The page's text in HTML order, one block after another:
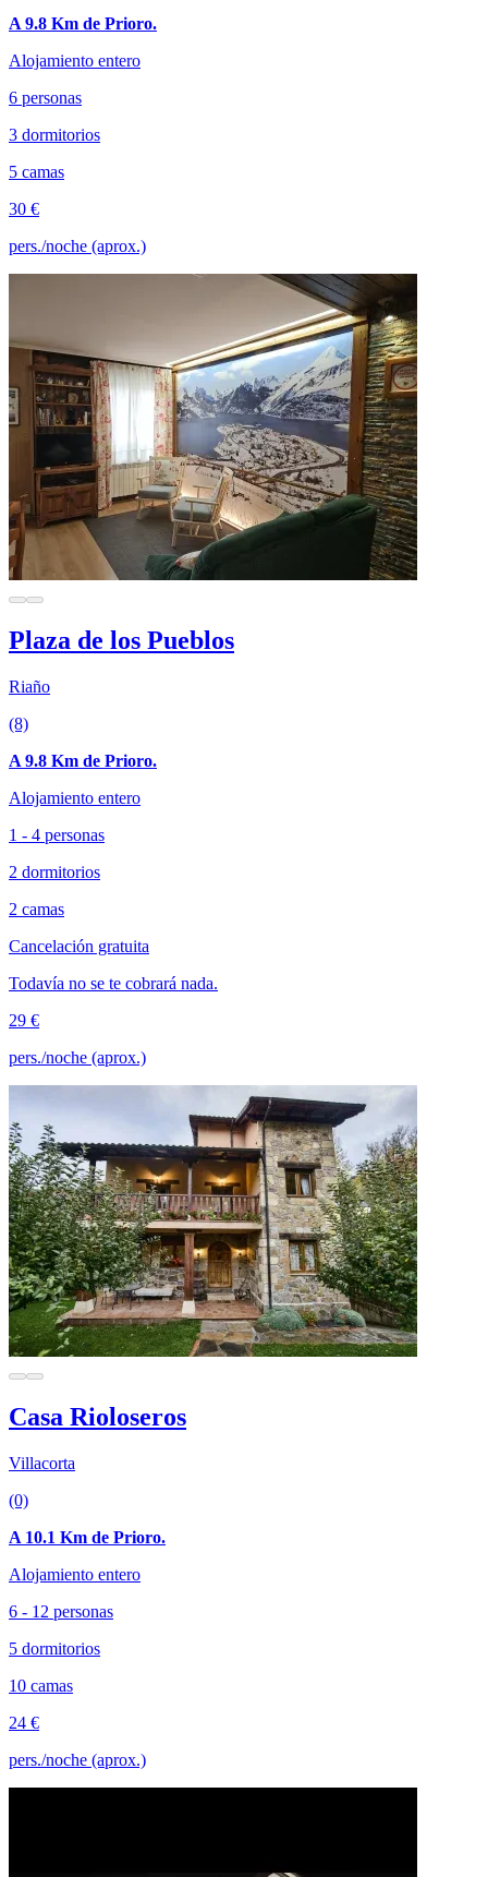
A 9.8 Km de Prioro.
Alojamiento entero
6 personas
3 dormitorios
5 camas
30 €
pers./noche (aprox.)
Plaza de los Pueblos
Riaño
(8)
A 9.8 Km de Prioro.
Alojamiento entero
1 - 4 personas
2 dormitorios
2 camas
Cancelación gratuita
Todavía no se te cobrará nada.
29 €
pers./noche (aprox.)
Casa Rioloseros
Villacorta
(0)
A 10.1 Km de Prioro.
Alojamiento entero
6 - 12 personas
5 dormitorios
10 camas
24 €
pers./noche (aprox.)